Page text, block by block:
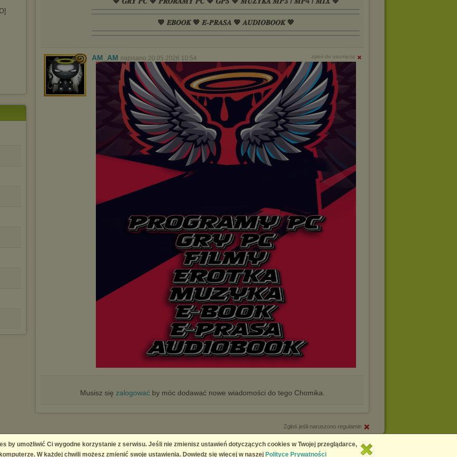
💖 𝑬𝑩𝑶𝑶𝑲 💖 𝑬-𝑷𝑹𝑨𝑺𝑨 💖 𝑨𝑼𝑫𝑰𝑶𝑩𝑶𝑶𝑲 💖
AM_AM napisano 20.05.2026 10:54 zgłoś do usunięcia
Musisz się zalogowaćby móc dodawać nowe wiadomości do tego Chomika.
Zgłoś jeśli naruszono regulamin
Copyright © 2026 Chomikuj.pl
by umożliwić Ci wygodne korzystanie z serwisu. Jeśli nie zmienisz ustawień dotyczących cookies w Twojej przeglądarce,
W każdej chwili możesz zmienić swoje ustawienia. Dowiedz się więcej w naszej Polityce Prywatności